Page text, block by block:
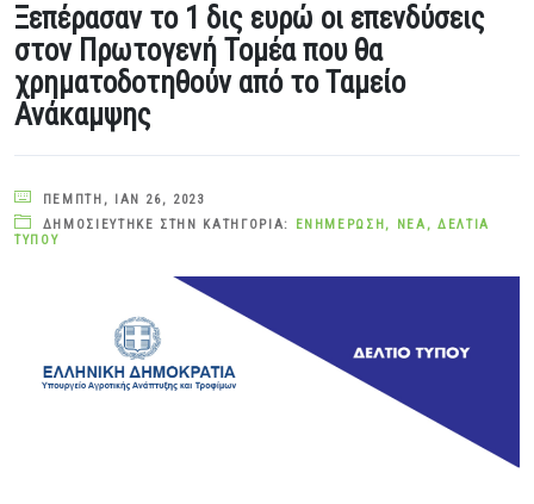
Ξεπέρασαν το 1 δις ευρώ οι επενδύσεις
στον Πρωτογενή Τομέα που θα
χρηματοδοτηθούν από το Ταμείο
Ανάκαμψης
ΠΈΜΠΤΗ, ΙΑΝ 26, 2023
ΔΗΜΟΣΙΕΎΤΗΚΕ ΣΤΗΝ ΚΑΤΗΓΟΡΊΑ:
ΕΝΗΜΈΡΩΣΗ , ΝΈΑ , ΔΕΛΤΊΑ
ΤΎΠΟΥ